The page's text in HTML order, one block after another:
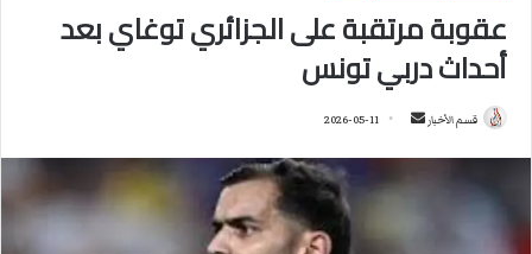
عقوبة مرتقبة على الجزائري توغاي بعد
أحداث دربي تونس
قسم الأخبار 2026-05-11